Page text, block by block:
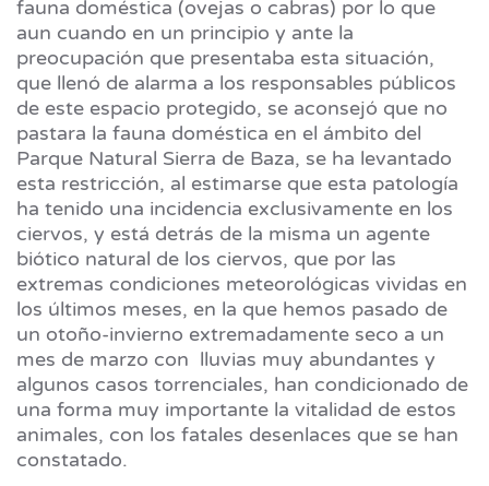
fauna doméstica (ovejas o cabras) por lo que
aun cuando en un principio y ante la
preocupación que presentaba esta situación,
que llenó de alarma a los responsables públicos
de este espacio protegido, se aconsejó que no
pastara la fauna doméstica en el ámbito del
Parque Natural Sierra de Baza, se ha levantado
esta restricción, al estimarse que esta patología
ha tenido una incidencia exclusivamente en los
ciervos, y está detrás de la misma un agente
biótico natural de los ciervos, que por las
extremas condiciones meteorológicas vividas en
los últimos meses, en la que hemos pasado de
un otoño-invierno extremadamente seco a un
mes de marzo con lluvias muy abundantes y
algunos casos torrenciales, han condicionado de
una forma muy importante la vitalidad de estos
animales, con los fatales desenlaces que se han
constatado.